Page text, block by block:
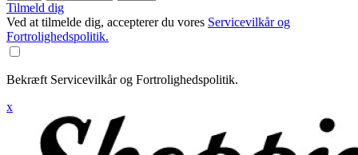
Tilmeld dig
Ved at tilmelde dig, accepterer du vores Servicevilkår og
Fortrolighedspolitik.
Bekræft Servicevilkår og Fortrolighedspolitik.
x